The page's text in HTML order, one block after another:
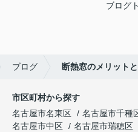
ブログ
ブログ 断熱窓のメリット
市区町村から探す
名古屋市名東区
名古屋市千種
名古屋市中区
名古屋市瑞穂区